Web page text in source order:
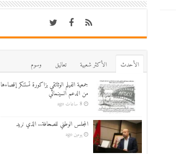
اﻷحدث اﻷكثر شعبية تعاليق
وسوم
جمعية الفيلم الوثائقي بزاكورة تستنكر إقصاءها
من الدعم السينمائي
8 ساعات ago
المجلس الوطني للصحافة.. الذي نريد
يومين ago